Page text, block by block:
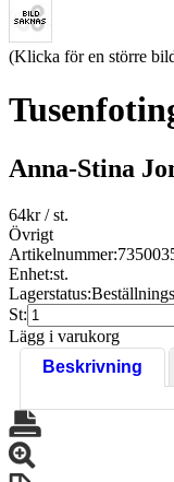
(Klicka för en större
Anna-Stina
64kr/ st.
Övrigt
Artikelnummer:
Enhet:st.
Lagerstatus:
St:
Lägg i varukorg
Beskrivning